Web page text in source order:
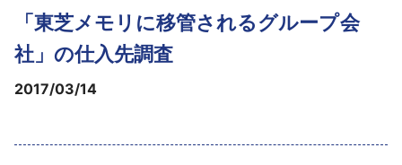
会社案内
導入事例
「東芝メモリに移管されるグループ会
社」の仕入先調査
2017/03/14